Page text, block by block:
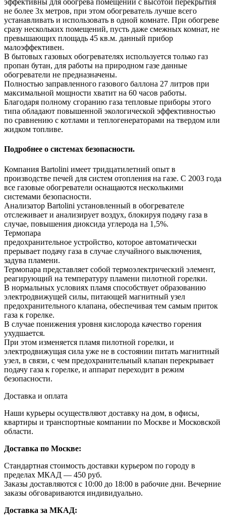
эффективны для обогрева помещений с высотой перекрытия
не более 3х метров, при этом обогреватель лучше всего
устанавливать и использовать в одной комнате. При обогреве
сразу нескольких помещений, пусть даже смежных комнат, не
превышающих площадь 45 кв.м. данный прибор
малоэффективен.
В бытовых газовых обогревателях используется только газ
пропан бутан, для работы на природном газе данные
обогреватели не предназначены.
Полностью заправленного газового баллона 27 литров при
максимальной мощности хватит на 60 часов работы.
Благодаря полному сгоранию газа тепловые приборы этого
типа обладают повышенной экологической эффективностью
по сравнению с котлами и теплогенераторами на твердом или
жидком топливе.
Подробнее о системах безопасности.
Компания Bartolini имеет тридцатилетний опыт в
производстве печей для систем отопления на газе. С 2003 года
все газовые обогреватели оснащаются несколькими
системами безопасности.
Анализатор Bartolini установленный в обогревателе
отслеживает и анализирует воздух, блокируя подачу газа в
случае, повышения диоксида углерода на 1,5%.
Термопара
предохранительное устройство, которое автоматически
прерывает подачу газа в случае случайного выключения,
задува пламени.
Термопара представляет собой термоэлектрический элемент,
реагирующий на температуру пламени пилотной горелки.
В нормальных условиях пламя способствует образованию
электродвижущей силы, питающей магнитный узел
предохранительного клапана, обеспечивая тем самым приток
газа к горелке.
В случае понижения уровня кислорода качество горения
ухудшается.
При этом изменяется пламя пилотной горелки, и
электродвижущая сила уже не в состоянии питать магнитный
узел, в связи, с чем предохранительный клапан перекрывает
подачу газа к горелке, и аппарат переходит в режим
безопасности.
Доставка и оплата
Наши курьеры осуществляют доставку на дом, в офисы,
квартиры и транспортные компании по Москве и Московской
области.
Доставка по Москве:
Стандартная стоимость доставки курьером по городу в
пределах МКАД — 450 руб.
Заказы доставляются с 10:00 до 18:00 в рабочие дни. Вечерние
заказы обговариваются индивидуально.
Доставка за МКАД: